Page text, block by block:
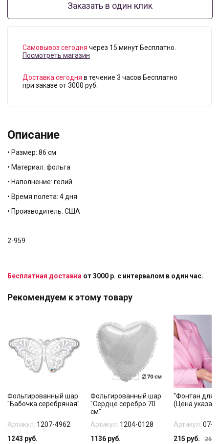
Заказать в один клик
Самовывоз сегодня через 15 минут Бесплатно.
Посмотреть магазин
Доставка сегодня в течение 3 часов Бесплатно
при заказе от 3000 руб.
Описание
• Размер: 86 см
• Материал: фольга
• Наполнение: гелий
• Время полета: 4 дня
• Производитель: США
2-959
Бесплатная доставка от 3000 р. с интервалом в один час.
Рекомендуем к этому товару
Фольгированный шар
"Бабочка серебряная"
Артикул: 1207-4962
1243 руб.
Фольгированный шар
"Сердце серебро 70
см"
Артикул: 1204-0128
1136 руб.
"Фонтан для
(Цена
Артикул: 07-
215 руб. 255